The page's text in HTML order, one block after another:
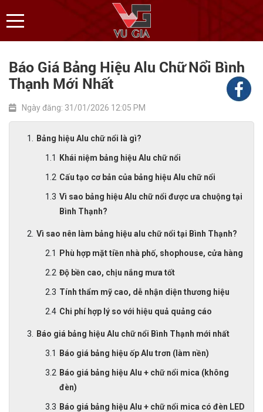
Báo Giá Bảng Hiệu Alu Chữ Nổi Bình
Thạnh Mới Nhất
Ngày đăng: 31/01/2026 12:05 PM
Bảng hiệu Alu chữ nổi là gì?
Khái niệm bảng hiệu Alu chữ nổi
Cấu tạo cơ bản của bảng hiệu Alu chữ nổi
Vì sao bảng hiệu Alu chữ nổi được ưa chuộng tại
Bình Thạnh?
Vì sao nên làm bảng hiệu alu chữ nổi tại Bình Thạnh?
Phù hợp mặt tiền nhà phố, shophouse, cửa hàng
Độ bền cao, chịu nắng mưa tốt
Tính thẩm mỹ cao, dễ nhận diện thương hiệu
Chi phí hợp lý so với hiệu quả quảng cáo
Báo giá bảng hiệu Alu chữ nổi Bình Thạnh mới nhất
Báo giá bảng hiệu ốp Alu trơn (làm nền)
Báo giá bảng hiệu Alu + chữ nổi mica (không
đèn)
Báo giá bảng hiệu Alu + chữ nổi mica có đèn LED